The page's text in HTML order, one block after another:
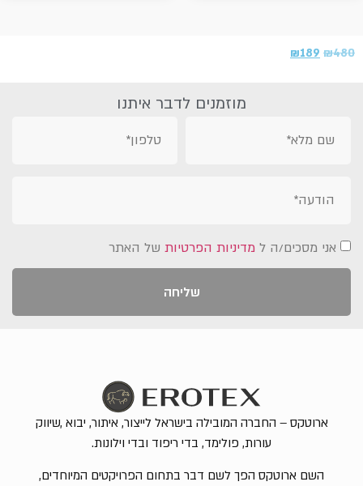
₪480
₪189
מוזמנים לדבר איתנו
אני מסכים/ה למדיניות הפרטיותשל האתר
שליחה
ארוטקס – החברה המובילה בישראל לייצור, איתור, יבוא ,שיווק
עורות, פולימד, בדי ריפוד ובדי וילונות.
השם ארוטקס הפך לשם דבר בתחום הפרויקטים המיוחדים,